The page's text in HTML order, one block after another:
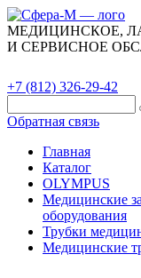
МЕДИЦИНСКОЕ,
И СЕРВИСНОЕ
+7 (812) 326-29-42
Обратная связь
Главная
Каталог
OLYMPUS
Медицинские
оборудования
Трубки
Медицинские